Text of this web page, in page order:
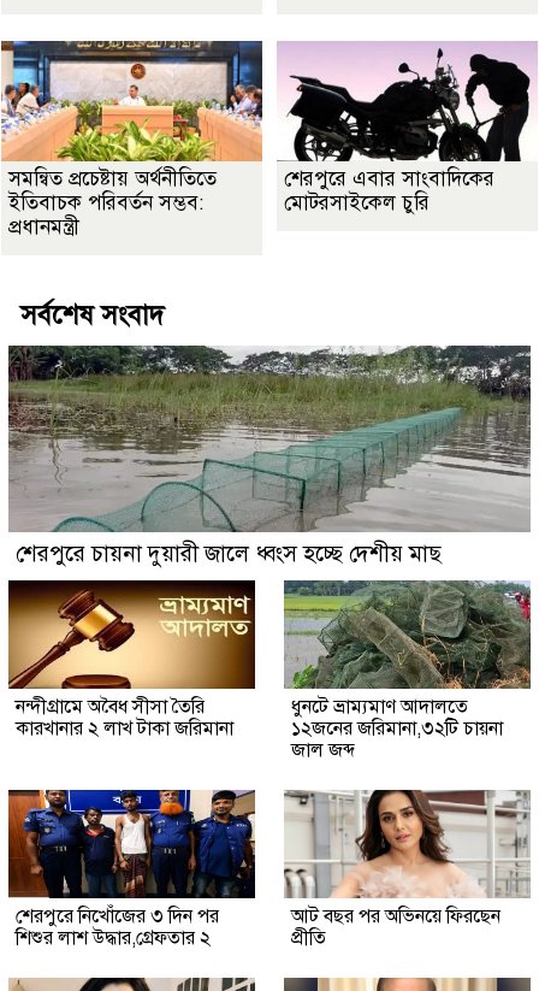
সমন্বিত প্রচেষ্টায় অর্থনীতিতে
ইতিবাচক পরিবর্তন সম্ভব:
প্রধানমন্ত্রী
শেরপুরে এবার সাংবাদিকের
মোটরসাইকেল চুরি
সর্বশেষ সংবাদ
শেরপুরে চায়না দুয়ারী জালে ধ্বংস হচ্ছে দেশীয় মাছ
নন্দীগ্রামে অবৈধ সীসা তৈরি
কারখানার ২ লাখ টাকা জরিমানা
ধুনটে ভ্রাম্যমাণ আদালতে
১২জনের জরিমানা,৩২টি চায়না
জাল জব্দ
শেরপুরে নিখোঁজের ৩ দিন পর
শিশুর লাশ উদ্ধার,গ্রেফতার ২
আট বছর পর অভিনয়ে ফিরছেন
প্রীতি